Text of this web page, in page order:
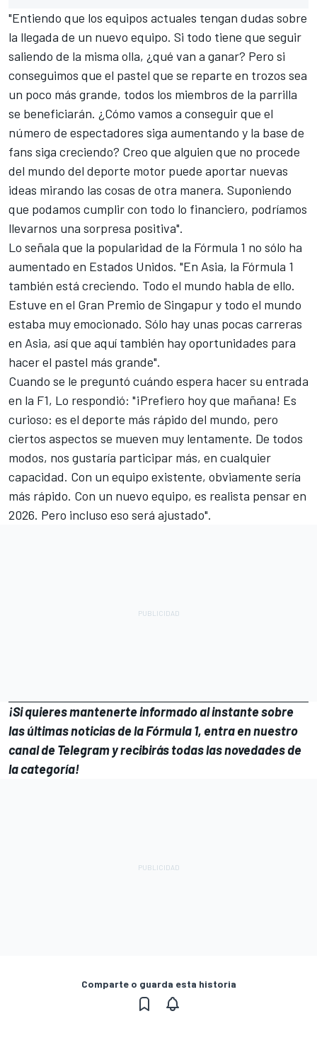
"Entiendo que los equipos actuales tengan dudas sobre
la llegada de un nuevo equipo. Si todo tiene que seguir
saliendo de la misma olla, ¿qué van a ganar? Pero si
conseguimos que el pastel que se reparte en trozos sea
un poco más grande, todos los miembros de la parrilla
se beneficiarán. ¿Cómo vamos a conseguir que el
número de espectadores siga aumentando y la base de
fans siga creciendo? Creo que alguien que no procede
del mundo del deporte motor puede aportar nuevas
ideas mirando las cosas de otra manera. Suponiendo
que podamos cumplir con todo lo financiero, podríamos
llevarnos una sorpresa positiva".
Lo señala que la popularidad de la Fórmula 1 no sólo ha
aumentado en Estados Unidos. "En Asia, la Fórmula 1
también está creciendo. Todo el mundo habla de ello.
Estuve en el Gran Premio de Singapur y todo el mundo
estaba muy emocionado. Sólo hay unas pocas carreras
en Asia, así que aquí también hay oportunidades para
hacer el pastel más grande".
Cuando se le preguntó cuándo espera hacer su entrada
en la F1, Lo respondió: "¡Prefiero hoy que mañana! Es
curioso: es el deporte más rápido del mundo, pero
ciertos aspectos se mueven muy lentamente. De todos
modos, nos gustaría participar más, en cualquier
capacidad. Con un equipo existente, obviamente sería
más rápido. Con un nuevo equipo, es realista pensar en
2026. Pero incluso eso será ajustado".
¡Si quieres mantenerte informado al instante sobre
las últimas noticias de la Fórmula 1, entra ennuestro
canal de Telegramy recibirás todas las novedades de
la categoría!
Comparte o guarda esta historia